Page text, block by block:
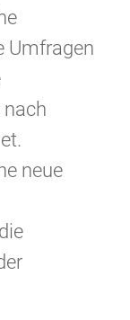
Umfragen
neue